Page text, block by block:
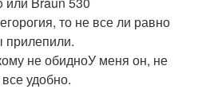
то не все ли равно
прилепили.
не обидноУ меня он, не
удобно.